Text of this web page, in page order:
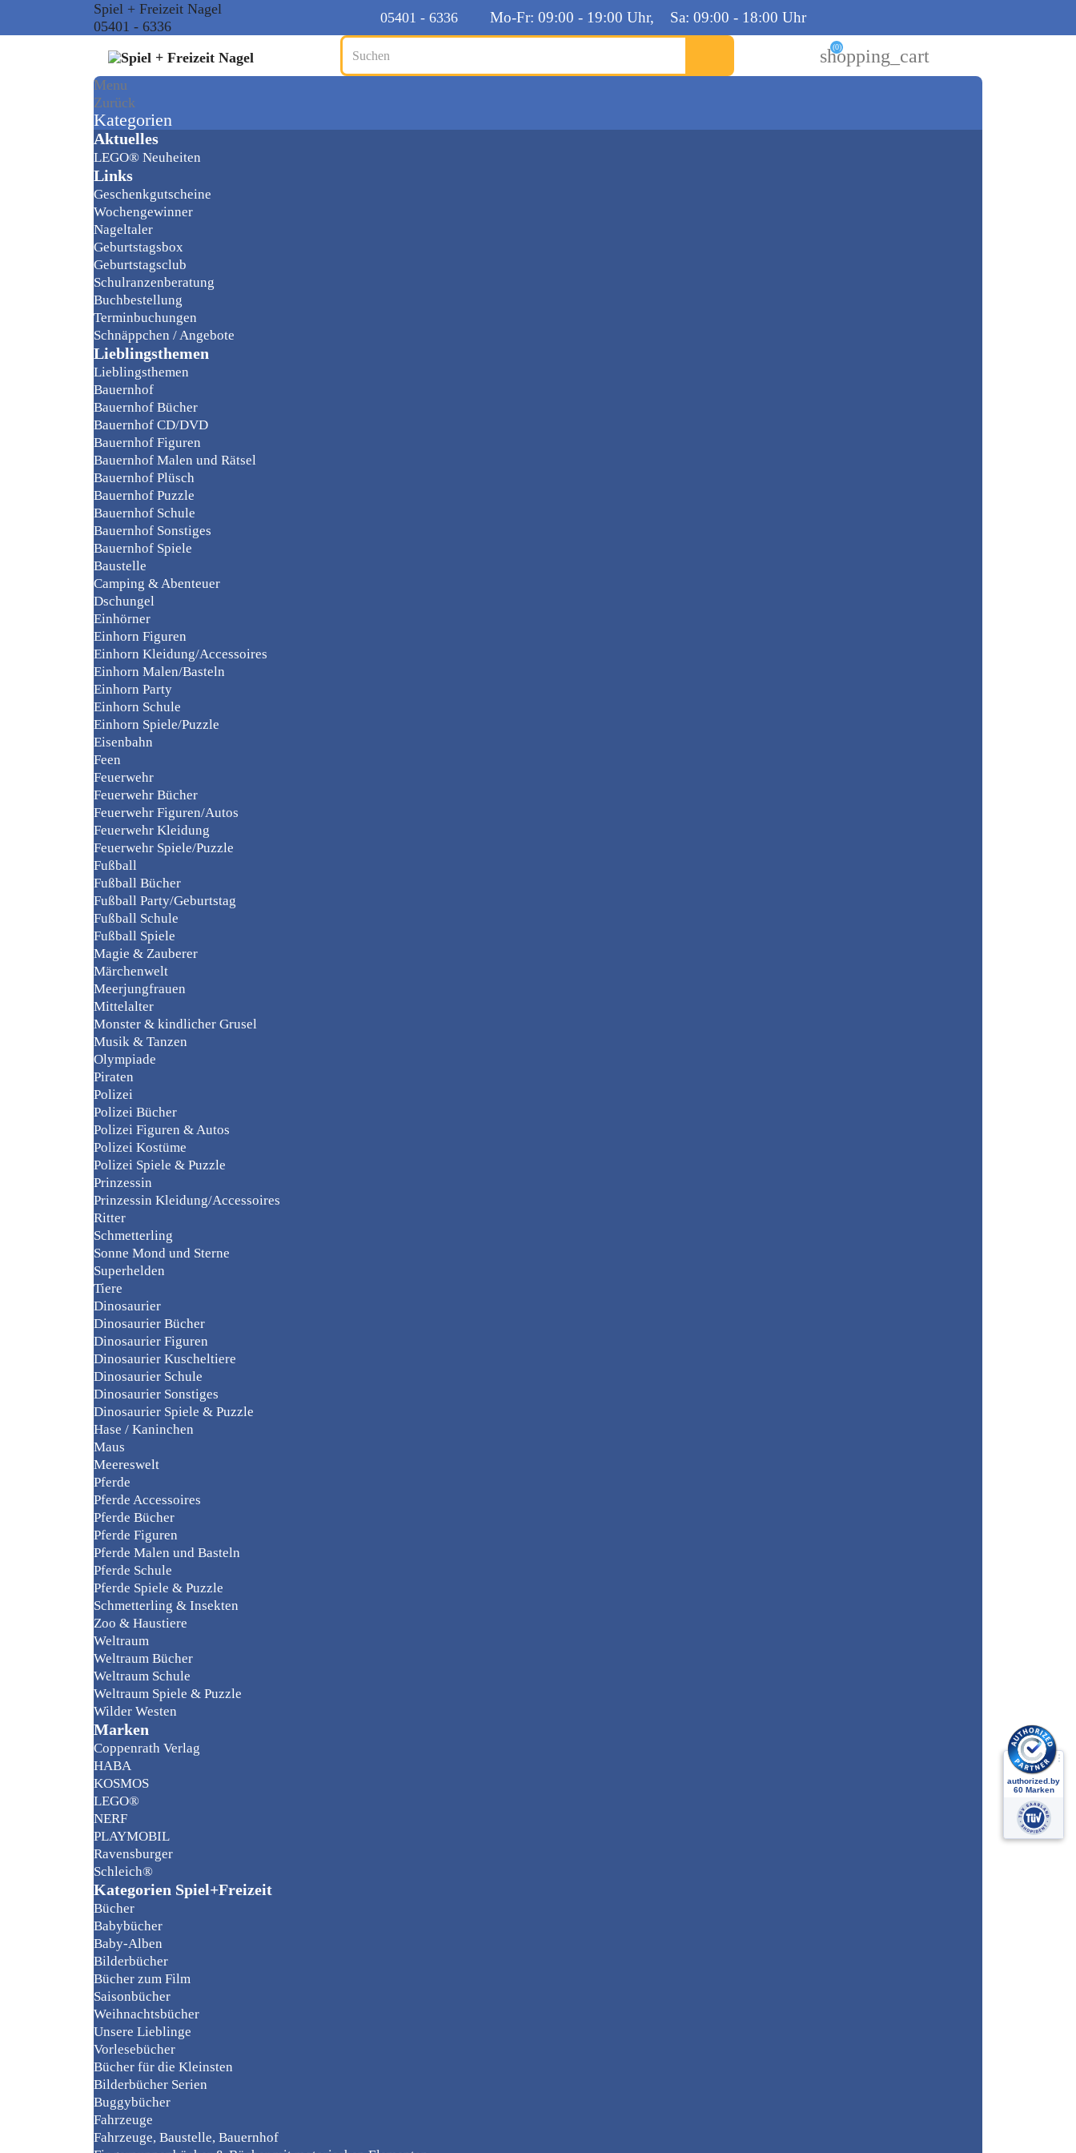
Spiel + Freizeit Nagel
05401 - 6336
05401 - 6336 Mo-Fr: 09:00 - 19:00 Uhr, Sa: 09:00 - 18:00 Uhr
shopping_cart
(0)
Menu
Zurück
Kategorien
Aktuelles
LEGO® Neuheiten
Links
Geschenkgutscheine
Wochengewinner
Nageltaler
Geburtstagsbox
Geburtstagsclub
Schulranzenberatung
Buchbestellung
Terminbuchungen
Schnäppchen / Angebote
Lieblingsthemen
Lieblingsthemen
Bauernhof
Bauernhof Bücher
Bauernhof CD/DVD
Bauernhof Figuren
Bauernhof Malen und Rätsel
Bauernhof Plüsch
Bauernhof Puzzle
Bauernhof Schule
Bauernhof Sonstiges
Bauernhof Spiele
Baustelle
Camping & Abenteuer
Dschungel
Einhörner
Einhorn Figuren
Einhorn Kleidung/Accessoires
Einhorn Malen/Basteln
Einhorn Party
Einhorn Schule
Einhorn Spiele/Puzzle
Eisenbahn
Feen
Feuerwehr
Feuerwehr Bücher
Feuerwehr Figuren/Autos
Feuerwehr Kleidung
Feuerwehr Spiele/Puzzle
Fußball
Fußball Bücher
Fußball Party/Geburtstag
Fußball Schule
Fußball Spiele
Magie & Zauberer
Märchenwelt
Meerjungfrauen
Mittelalter
Monster & kindlicher Grusel
Musik & Tanzen
Olympiade
Piraten
Polizei
Polizei Bücher
Polizei Figuren & Autos
Polizei Kostüme
Polizei Spiele & Puzzle
Prinzessin
Prinzessin Kleidung/Accessoires
Ritter
Schmetterling
Sonne Mond und Sterne
Superhelden
Tiere
Dinosaurier
Dinosaurier Bücher
Dinosaurier Figuren
Dinosaurier Kuscheltiere
Dinosaurier Schule
Dinosaurier Sonstiges
Dinosaurier Spiele & Puzzle
Hase / Kaninchen
Maus
Meereswelt
Pferde
Pferde Accessoires
Pferde Bücher
Pferde Figuren
Pferde Malen und Basteln
Pferde Schule
Pferde Spiele & Puzzle
Schmetterling & Insekten
Zoo & Haustiere
Weltraum
Weltraum Bücher
Weltraum Schule
Weltraum Spiele & Puzzle
Wilder Westen
Marken
Coppenrath Verlag
HABA
KOSMOS
LEGO®
NERF
PLAYMOBIL
Ravensburger
Schleich®
Kategorien Spiel+Freizeit
Bücher
Babybücher
Baby-Alben
Bilderbücher
Bücher zum Film
Saisonbücher
Weihnachtsbücher
Unsere Lieblinge
Vorlesebücher
Bücher für die Kleinsten
Bilderbücher Serien
Buggybücher
Fahrzeuge
Fahrzeuge, Baustelle, Bauernhof